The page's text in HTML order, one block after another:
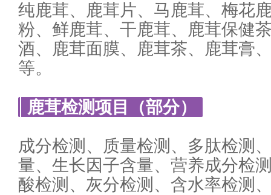
纯鹿茸、鹿茸片、马鹿茸、梅花
粉、鲜鹿茸、干鹿茸、鹿茸保健
酒、鹿茸面膜、鹿茸茶、鹿茸膏
等。
鹿茸检测项目（部分）
成分检测、质量检测、多肽检测
量、生长因子含量、营养成分检
酸检测、灰分检测、含水率检测